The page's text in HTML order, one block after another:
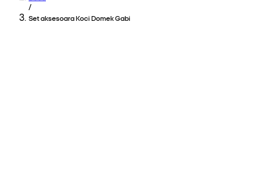
/
Set aksesoara Koci Domek Gabi